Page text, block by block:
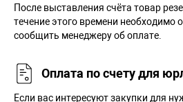
После выставления счёта товар
течение этого времени необходимо
сообщить менеджеру об оплате.
Оплата по счету для
Если вас интересуют закупки для